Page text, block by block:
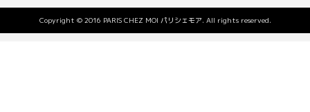
Copyright © 2016 PARIS CHEZ MOI パリシェモア. All rights reserved.